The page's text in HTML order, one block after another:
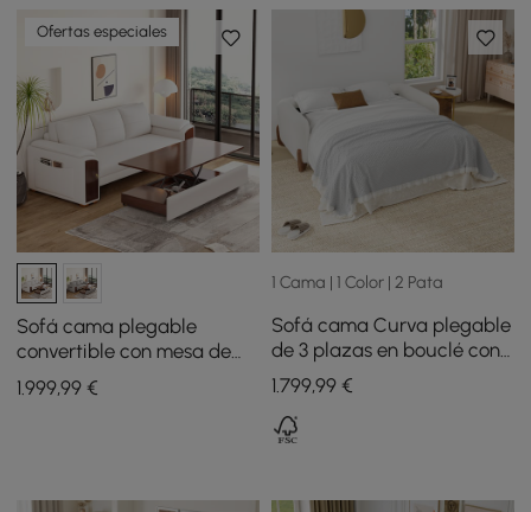
Ofertas especiales
Sofá cama plegable
convertible con mesa de
café elevable
1.999,99 €
1 Cama | 1 Color | 2 Pata
Sofá cama Curva plegable
de 3 plazas en bouclé con
colchón
1.799,99€